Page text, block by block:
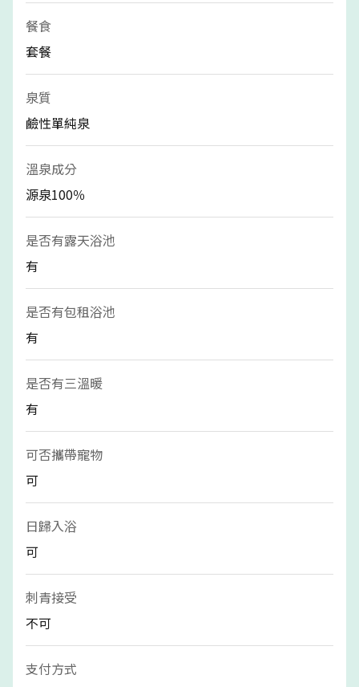
餐食
套餐
泉質
鹼性單純泉
溫泉成分
源泉100％
是否有露天浴池
有
是否有包租浴池
有
是否有三溫暖
有
可否攜帶寵物
可
日歸入浴
可
刺青接受
不可
支付方式